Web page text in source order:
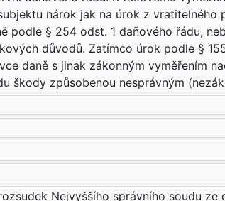
nárok jak na úrok z
podle § 254 odst. 1 daňového řádu,
důvodů. Zatímco úrok podle §
daně s jinak zákonným vyměřením
škody způsobenou nesprávným
Nejvyššího správního soudu